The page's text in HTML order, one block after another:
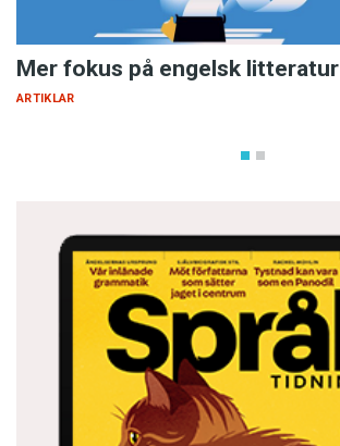
Mer fokus på engelsk litteratur
ARTIKLAR